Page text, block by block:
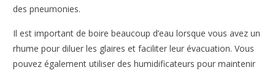
des pneumonies.
Il est important de boire beaucoup d’eau lorsque vous avez un
rhume pour diluer les glaires et faciliter leur évacuation. Vous
pouvez également utiliser des humidificateurs pour maintenir